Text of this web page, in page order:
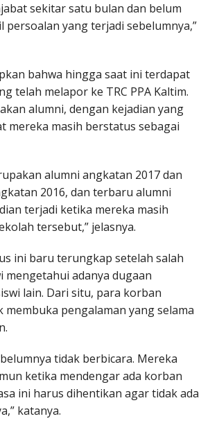
sekitar satu bulan dan belum
persoalan yang terjadi sebelumnya,”
bahwa hingga saat ini terdapat
telah melapor ke TRC PPA Kaltim.
alumni, dengan kejadian yang
mereka masih berstatus sebagai
alumni angkatan 2017 dan
2016, dan terbaru alumni
terjadi ketika mereka masih
tersebut,” jelasnya.
ini baru terungkap setelah salah
mengetahui adanya dugaan
lain. Dari situ, para korban
pengalaman yang selama
tidak berbicara. Mereka
ketika mendengar ada korban
ini harus dihentikan agar tidak ada
katanya.